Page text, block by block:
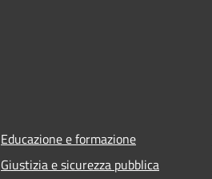
Educazione e formazione
Giustizia e sicurezza pubblica